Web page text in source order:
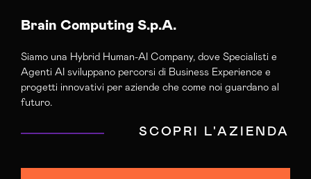
Brain Computing S.p.A.
Siamo una Hybrid Human-AI Company, dove Specialisti e
Agenti AI sviluppano percorsi di Business Experience e
progetti innovativi per aziende che come noi guardano al
futuro.
SCOPRI L'AZIENDA